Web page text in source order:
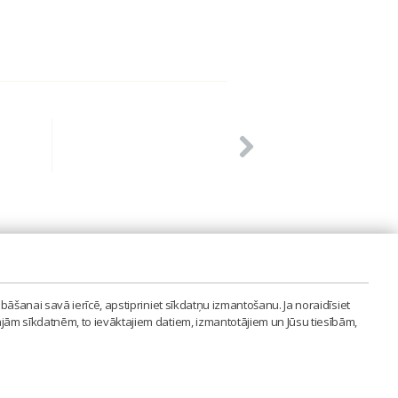
savā ierīcē, apstipriniet sīkdatņu izmantošanu. Ja noraidīsiet
sīkdatnēm, to ievāktajiem datiem, izmantotājiem un Jūsu tiesībām,